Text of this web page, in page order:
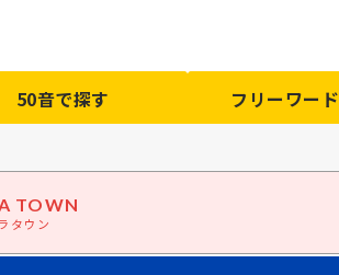
50音で探す フリーワード
TOWN
タウン